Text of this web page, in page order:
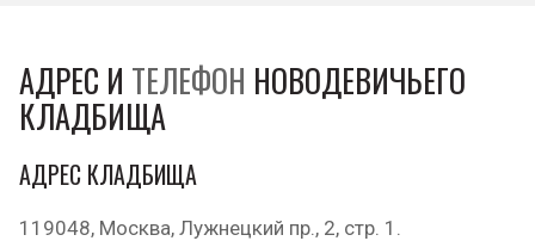
АДРЕС И ТЕЛЕФОН НОВОДЕВИЧЬЕГО
КЛАДБИЩА
АДРЕС КЛАДБИЩА
119048, Москва, Лужнецкий пр., 2, стр. 1.